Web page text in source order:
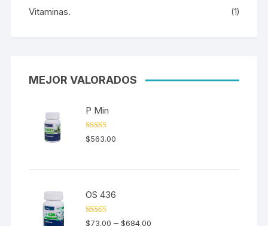
Vitaminas. (1)
MEJOR VALORADOS
P Min
Valorado en
5.00de 5
$563.00
OS 436
Valorado en
$73.00 –$684.00